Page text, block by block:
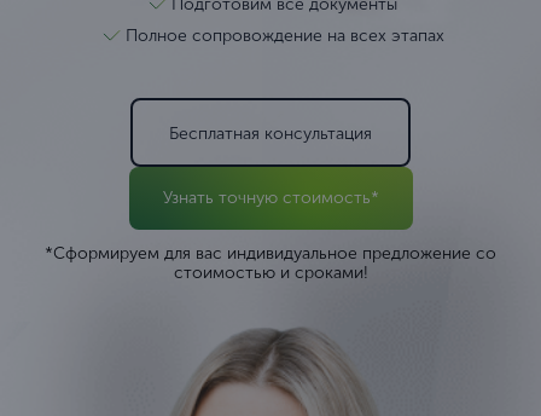
Подготовим все документы
Полное сопровождение на всех этапах
Бесплатная консультация
Узнать точную стоимость*
*Сформируем для вас индивидуальное предложение со
стоимостью и сроками!